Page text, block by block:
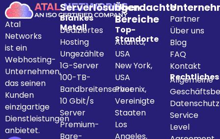
Atal
Networks
ist ein
Webhosting-
Unternehmen,
das seinen
Kunden
einzigartige
Dienstleistungen
anbietet.
Serverlösungen
Blankes
Metall
Dediziertes
Hosting
Ungezählte
1G-Server
100-TB-
Bandbreitenserver
10 Gbit/s
Server
Premium-
Bare-
Überdachte
Bereiche
Top-
Standorte
Atlanta,
USA
New York,
USA
Phoenix,
Vereinigte
Staaten
Los
Angeles,
Partner
Über uns
Blog
FAQ
Kontakt
Rechtliches
Allgemeine
Service
Level